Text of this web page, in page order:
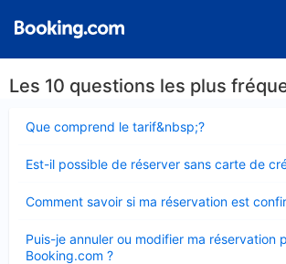
Les 10 questions les plus
Que comprend le tarif&nbsp;?
fermé
Est-il possible de réserver sans carte de
fermé
Comment savoir si ma réservation est
fermé
Puis-je annuler ou modifier ma réservation
Booking.com ?
fermé